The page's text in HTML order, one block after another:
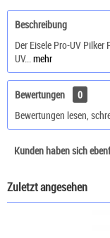
Beschreibung
Der Eisele Pro-UV
UV...mehr
Bewertungen
0
Bewertungen lesen,
Kunden haben sich
Zuletzt angesehen